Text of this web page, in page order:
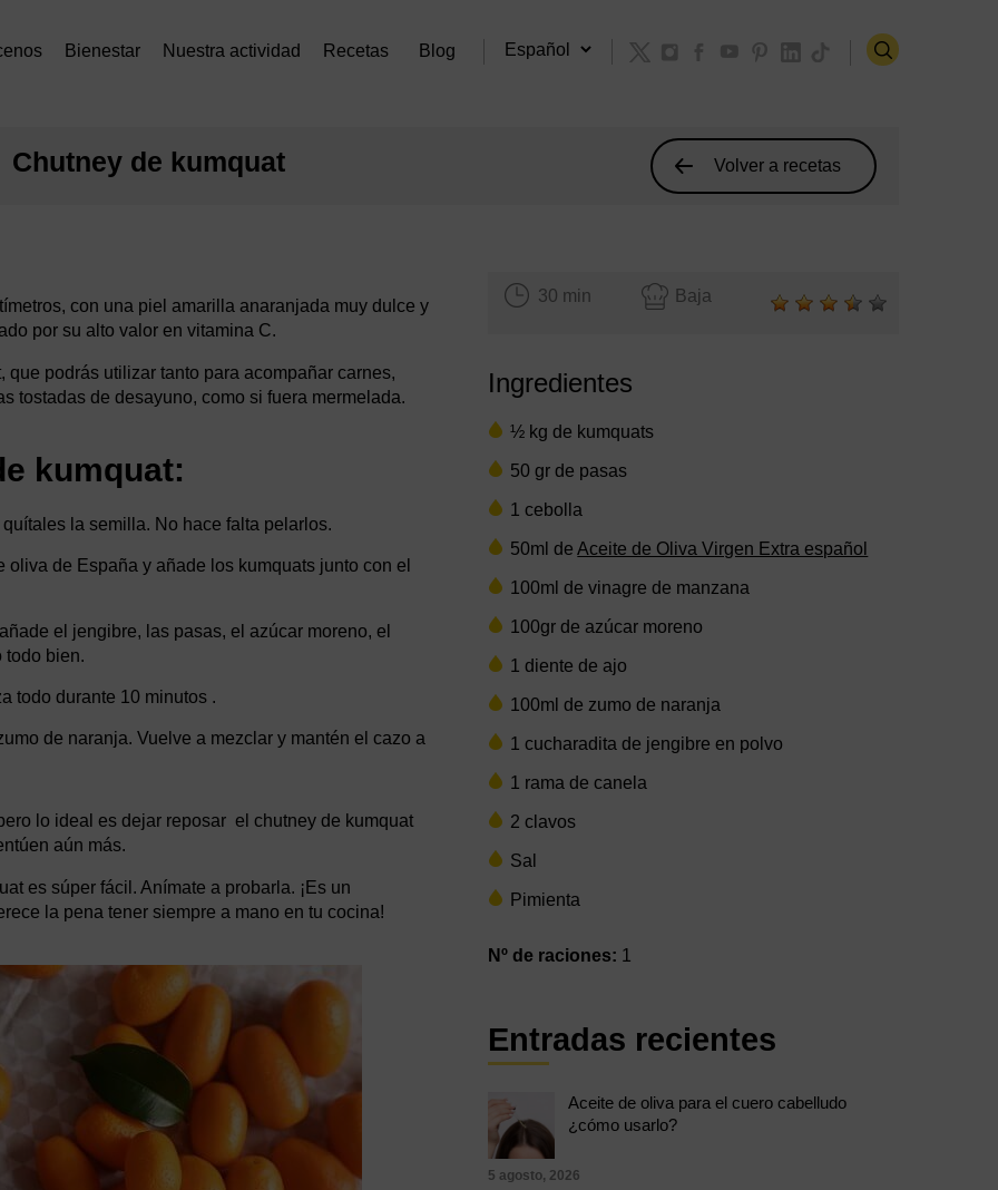
Bienestar Nuestra actividad Recetas Blog
Chutney de kumquat Volver a recetas
con una piel amarilla anaranjada muy dulce y
por su alto valor en vitamina C.
podrás utilizar tanto para acompañar carnes,
tostadas de desayuno, como si fuera mermelada.
kumquat:
la semilla. No hace falta pelarlos.
de España y añade los kumquats junto con el
el jengibre, las pasas, el azúcar moreno, el
todo bien.
todo durante 10 minutos .
de naranja. Vuelve a mezclar y mantén el cazo a
lo ideal es dejar reposar el chutney de kumquat
aún más.
es súper fácil. Anímate a probarla. ¡Es un
la pena tener siempre a mano en tu cocina!
30 min Baja
Ingredientes
½ kg de kumquats
50 gr de pasas
1 cebolla
50ml deAceite de Oliva Virgen Extra español
100ml de vinagre de manzana
100gr de azúcar moreno
1 diente de ajo
100ml de zumo de naranja
1 cucharadita de jengibre en polvo
1 rama de canela
2 clavos
Sal
Pimienta
Nº de raciones: 1
Entradas recientes
Aceite de oliva para el cuero cabelludo
¿cómo usarlo?
5 agosto, 2026